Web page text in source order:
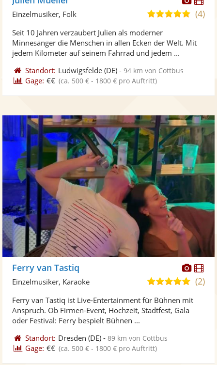
5,0(4)
Einzelmusiker, Folk
Seit 10 Jahren verzaubert Julien als moderner
Minnesänger die Menschen in allen Ecken der Welt. Mit
jedem Kilometer auf seinem Fahrrad und jedem ...
Standort: Ludwigsfelde (DE) -94 km von Cottbus
Gage: €€ (ca. 500 € - 1800 € pro Auftritt)
Fotos
Ferry van Tastiq
4,9
5
(2)
Einzelmusiker, Karaoke
Ferry van Tastiq ist Live-Entertainment für Bühnen mit
Anspruch. Ob Firmen-Event, Hochzeit, Stadtfest, Gala
oder Festival: Ferry bespielt Bühnen ...
Standort: Dresden (DE) -89 km von Cottbus
Gage: €€ (ca. 500 € - 1800 € pro Auftritt)